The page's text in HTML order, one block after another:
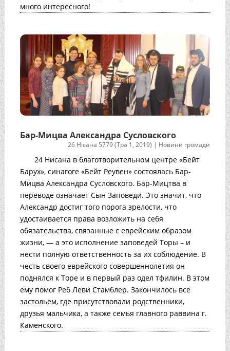
много интересного!
Бар-Мицва Александра Сусловского
26 Нісана 5779 (Тра 1, 2019) | Новини громади
24 Нисана в благотворительном центре «Бейт
Барух», синагоге «Бейт Реувен» состоялась Бар-
Мицва Александра Сусловского. Бар-Мицтва в
переводе означает Сын Заповеди. Это значит, что
Александр достиг того порога зрелости, что
удостаивается права возложить на себя
обязательства, связанные с еврейским образом
жизни, — а это исполнение заповедей Торы – и
нести полную ответственность за их соблюдение. В
честь своего еврейского совершеннолетия он
поднялся к Торе и в первый раз одел тфилин. В этом
ему помог Реб Леви Стамблер. Закончилось все
застольем, где присутствовали родственники,
друзья мальчика, а также семья главного раввина г.
Каменского.